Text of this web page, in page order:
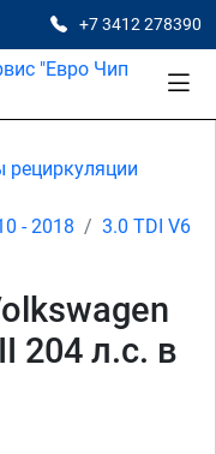
+7 3412 278390
рециркуляции
- 2018
3.0 TDI V6
204 л.с. в